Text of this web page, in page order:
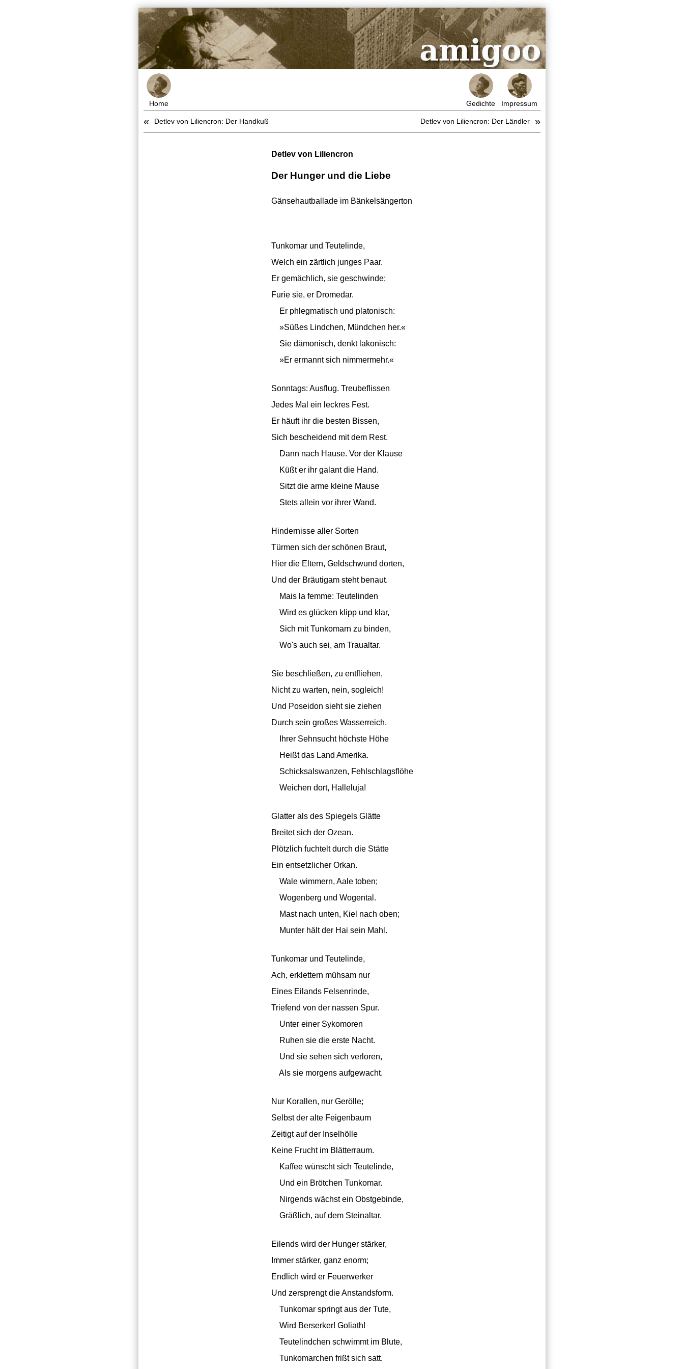
Home Gedichte Impressum
« Detlev von Liliencron: Der Handkuß Detlev von Liliencron: Der Ländler »
Detlev von Liliencron
Der Hunger und die Liebe
Gänsehautballade im Bänkelsängerton
Tunkomar und Teutelinde,
Welch ein zärtlich junges Paar.
Er gemächlich, sie geschwinde;
Furie sie, er Dromedar.
Er phlegmatisch und platonisch:
»Süßes Lindchen, Mündchen her.«
Sie dämonisch, denkt lakonisch:
»Er ermannt sich nimmermehr.«
Sonntags: Ausflug. Treubeflissen
Jedes Mal ein leckres Fest.
Er häuft ihr die besten Bissen,
Sich bescheidend mit dem Rest.
Dann nach Hause. Vor der Klause
Küßt er ihr galant die Hand.
Sitzt die arme kleine Mause
Stets allein vor ihrer Wand.
Hindernisse aller Sorten
Türmen sich der schönen Braut,
Hier die Eltern, Geldschwund dorten,
Und der Bräutigam steht benaut.
Mais la femme: Teutelinden
Wird es glücken klipp und klar,
Sich mit Tunkomarn zu binden,
Wo's auch sei, am Traualtar.
Sie beschließen, zu entfliehen,
Nicht zu warten, nein, sogleich!
Und Poseidon sieht sie ziehen
Durch sein großes Wasserreich.
Ihrer Sehnsucht höchste Höhe
Heißt das Land Amerika.
Schicksalswanzen, Fehlschlagsflöhe
Weichen dort, Halleluja!
Glatter als des Spiegels Glätte
Breitet sich der Ozean.
Plötzlich fuchtelt durch die Stätte
Ein entsetzlicher Orkan.
Wale wimmern, Aale toben;
Wogenberg und Wogental.
Mast nach unten, Kiel nach oben;
Munter hält der Hai sein Mahl.
Tunkomar und Teutelinde,
Ach, erklettern mühsam nur
Eines Eilands Felsenrinde,
Triefend von der nassen Spur.
Unter einer Sykomoren
Ruhen sie die erste Nacht.
Und sie sehen sich verloren,
Als sie morgens aufgewacht.
Nur Korallen, nur Gerölle;
Selbst der alte Feigenbaum
Zeitigt auf der Inselhölle
Keine Frucht im Blätterraum.
Kaffee wünscht sich Teutelinde,
Und ein Brötchen Tunkomar.
Nirgends wächst ein Obstgebinde,
Gräßlich, auf dem Steinaltar.
Eilends wird der Hunger stärker,
Immer stärker, ganz enorm;
Endlich wird er Feuerwerker
Und zersprengt die Anstandsform.
Tunkomar springt aus der Tute,
Wird Berserker! Goliath!
Teutelindchen schwimmt im Blute,
Tunkomarchen frißt sich satt.